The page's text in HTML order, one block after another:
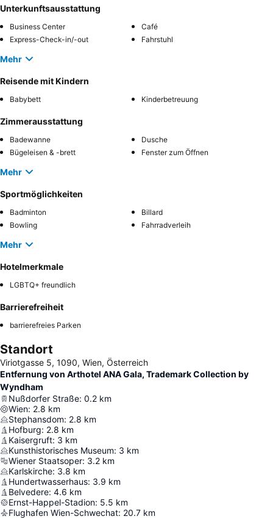
Unterkunftsausstattung
Business Center
Café
Express-Check-in/-out
Fahrstuhl
Mehr
Reisende mit Kindern
Babybett Kinderbetreuung
Zimmerausstattung
Badewanne
Dusche
Bügeleisen & -brett
Fenster zum Öffnen
Mehr
Sportmöglichkeiten
Badminton
Billard
Bowling
Fahrradverleih
Mehr
Hotelmerkmale
LGBTQ+ freundlich
Barrierefreiheit
barrierefreies Parken
Standort
Viriotgasse 5, 1090, Wien, Österreich
Entfernung von Arthotel ANA Gala, Trademark Collection by
Wyndham
Nußdorfer Straße: 0.2 km
Wien: 2.8 km
Stephansdom: 2.8 km
Hofburg: 2.8 km
Kaisergruft: 3 km
Kunsthistorisches Museum: 3 km
Wiener Staatsoper: 3.2 km
Karlskirche: 3.8 km
Hundertwasserhaus: 3.9 km
Belvedere: 4.6 km
Ernst-Happel-Stadion: 5.5 km
Flughafen Wien-Schwechat: 20.7 km